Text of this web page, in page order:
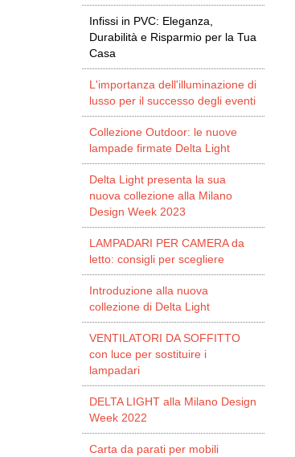
Infissi in PVC: Eleganza,
Durabilità e Risparmio per la Tua
Casa
L'importanza dell'illuminazione di
lusso per il successo degli eventi
Collezione Outdoor: le nuove
lampade firmate Delta Light
Delta Light presenta la sua
nuova collezione alla Milano
Design Week 2023
LAMPADARI PER CAMERA da
letto: consigli per scegliere
Introduzione alla nuova
collezione di Delta Light
VENTILATORI DA SOFFITTO
con luce per sostituire i
lampadari
DELTA LIGHT alla Milano Design
Week 2022
Carta da parati per mobili